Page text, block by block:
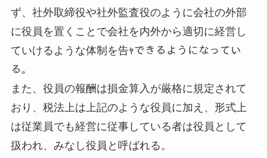
ず、社外取締役や社外監査役のように会社の外部
に役員を置くことで会社を内外から適切に経営し
ていけるような体制を告ｬできるようになってい
る。
また、役員の報酬は損金算入が厳格に規定されて
おり、税法上は上記のような役員に加え、形式上
は従業員でも経営に従事している者は役員として
扱われ、みなし役員と呼ばれる。